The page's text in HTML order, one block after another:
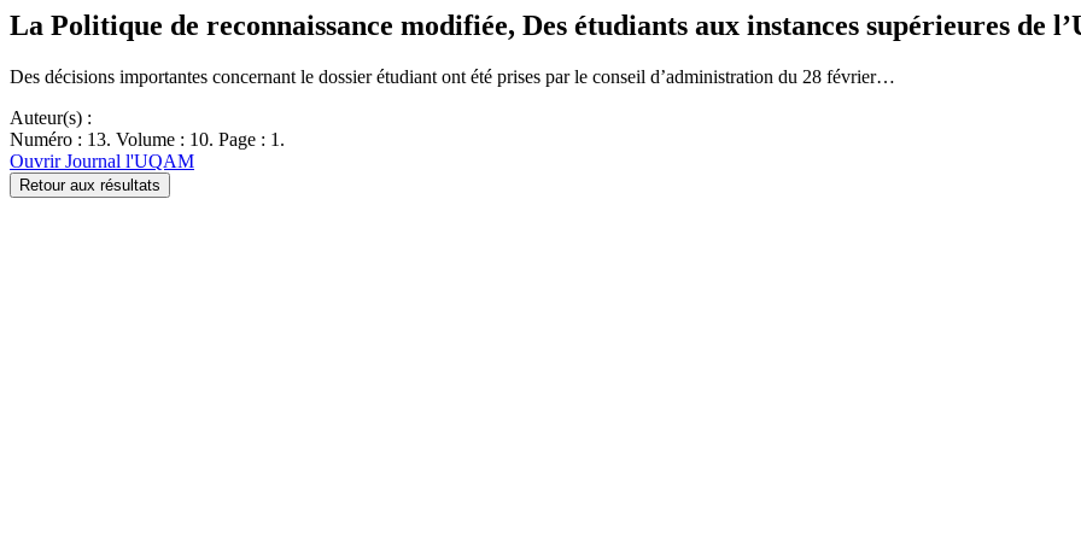
La Politique de reconnaissance modifiée, Des étudiants aux instances supérieures de
Des décisions importantes concernant le dossier étudiant ont été prises par le conseil d’administration du 28 février…
Auteur(s) :
Numéro : 13. Volume : 10. Page : 1.
Ouvrir Journal l'UQAM
Retour aux résultats